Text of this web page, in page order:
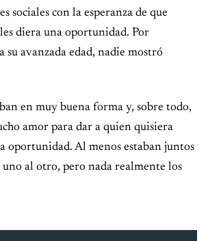
sociales con la esperanza de que
diera una oportunidad. Por
su avanzada edad, nadie mostró
en muy buena forma y, sobre todo,
amor para dar a quien quisiera
oportunidad. Al menos estaban juntos
uno al otro, pero nada realmente los